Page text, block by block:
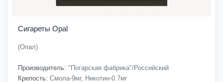
Сигареты Opal
(Опал)
Производитель: "Погарская фабрика"/Российский
Крепость: Смола-9мг, Никотин-0.7мг